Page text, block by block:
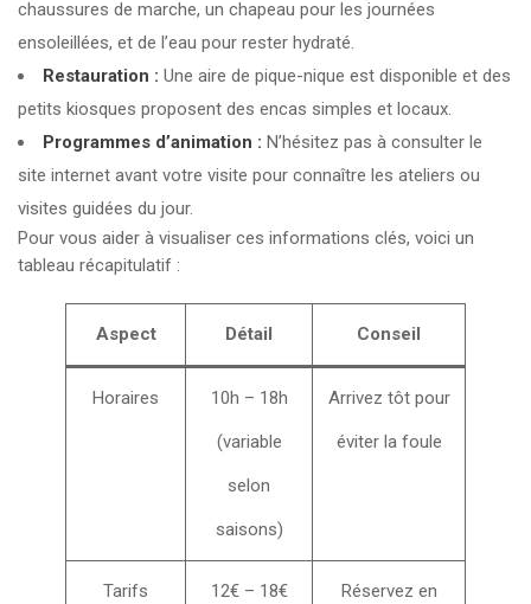
chaussures de marche, un chapeau pour les journées
ensoleillées, et de l’eau pour rester hydraté.
Restauration : Une aire de pique-nique est disponible et des
petits kiosques proposent des encas simples et locaux.
Programmes d’animation : N’hésitez pas à consulter le
site internet avant votre visite pour connaître les ateliers ou
visites guidées du jour.
Pour vous aider à visualiser ces informations clés, voici un
tableau récapitulatif :
Aspect Détail Conseil
Horaires 10h – 18h
(variable
selon
saisons)
Arrivez tôt pour
éviter la foule
Tarifs 12€ – 18€ Réservez en